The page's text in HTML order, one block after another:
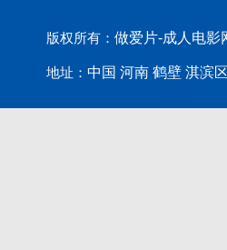
版权所有： 做爱片-成人电影
地址： 中国 河南 鹤壁 淇滨